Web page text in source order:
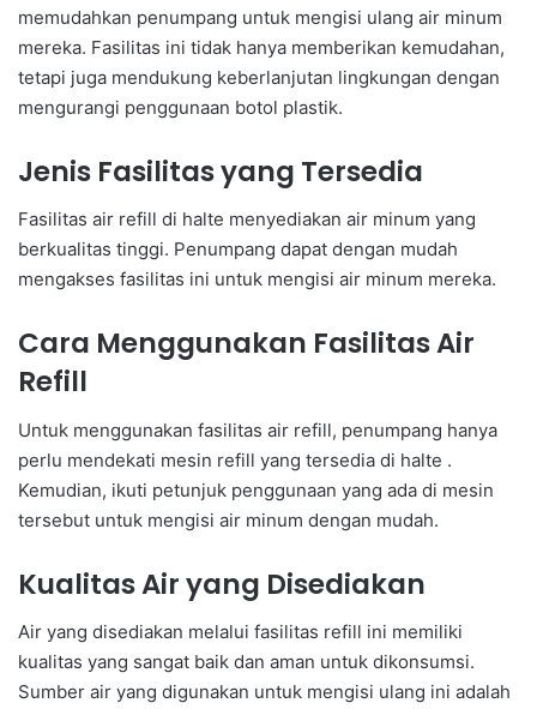
memudahkan penumpang untuk mengisi ulang air minum
mereka. Fasilitas ini tidak hanya memberikan kemudahan,
tetapi juga mendukung keberlanjutan lingkungan dengan
mengurangi penggunaan botol plastik.
Jenis Fasilitas yang Tersedia
Fasilitas air refill di halte menyediakan air minum yang
berkualitas tinggi. Penumpang dapat dengan mudah
mengakses fasilitas ini untuk mengisi air minum mereka.
Cara Menggunakan Fasilitas Air
Refill
Untuk menggunakan fasilitas air refill, penumpang hanya
perlu mendekati mesin refill yang tersedia di halte .
Kemudian, ikuti petunjuk penggunaan yang ada di mesin
tersebut untuk mengisi air minum dengan mudah.
Kualitas Air yang Disediakan
Air yang disediakan melalui fasilitas refill ini memiliki
kualitas yang sangat baik dan aman untuk dikonsumsi.
Sumber air yang digunakan untuk mengisi ulang ini adalah